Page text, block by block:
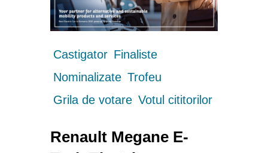
Castigator Finaliste
Nominalizate Trofeu
Grila de votare Votul cititorilor
Renault Megane E-